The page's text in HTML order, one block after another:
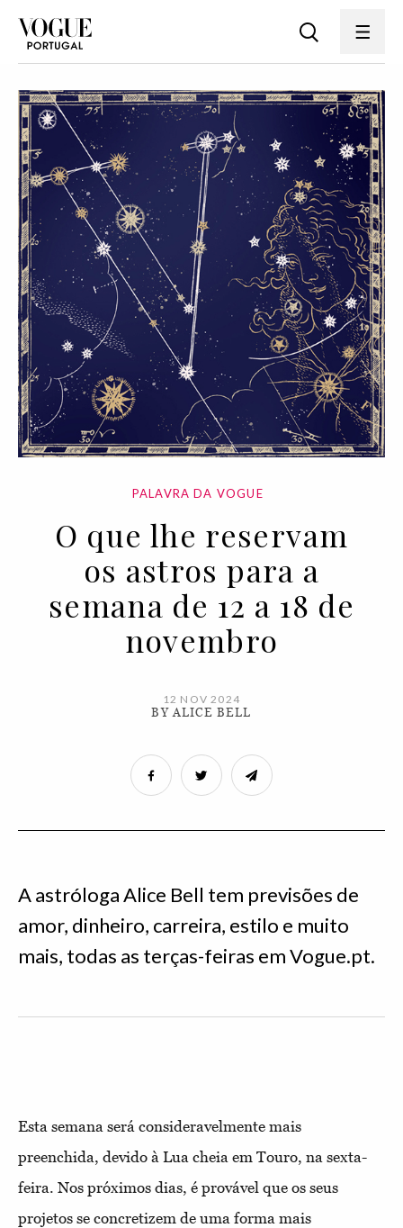
PALAVRA DA VOGUE
O que lhe reservam
os astros para a
semana de 12 a 18 de
novembro
12 NOV 2024
BY ALICE BELL
A astróloga Alice Bell tem previsões de
amor, dinheiro, carreira, estilo e muito
mais, todas as terças-feiras em Vogue.pt.
Esta semana será consideravelmente mais
preenchida, devido à Lua cheia em Touro, na sexta-
feira. Nos próximos dias, é provável que os seus
projetos se concretizem de uma forma mais